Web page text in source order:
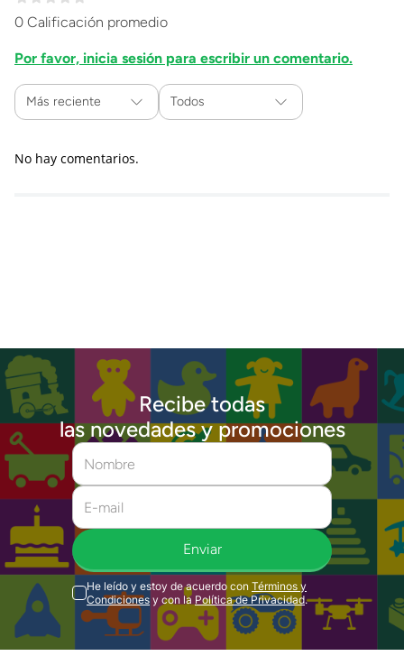
0 Calificación promedio
Por favor, inicia sesión para escribir un comentario.
Más reciente Todos
No hay comentarios.
Recibe todas
las novedades y promociones
Enviar
He leído y estoy de acuerdo con Términos y
Condiciones y con la Política de Privacidad.